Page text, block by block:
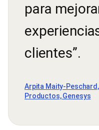
para
clientes”.
Arpita Maity-
Productos, Genesys